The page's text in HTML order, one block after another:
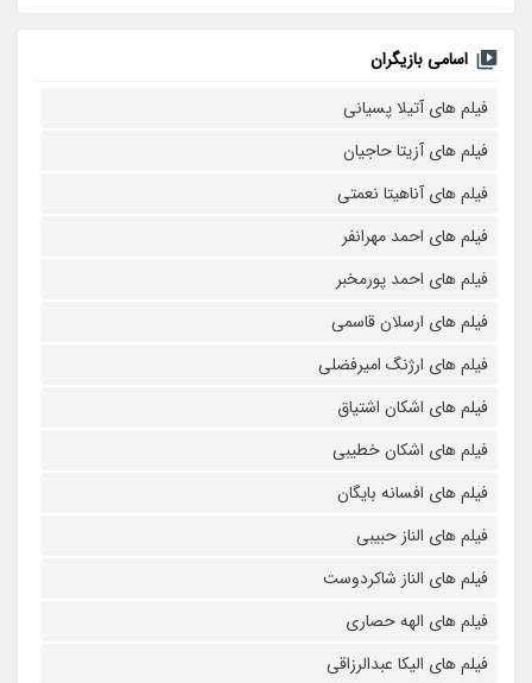
اسامی بازیگران
فیلم های آتیلا پسیانی
فیلم های آزیتا حاجیان
فیلم های آناهیتا نعمتی
فیلم های احمد مهرانفر
فیلم های احمد پورمخبر
فیلم های ارسلان قاسمی
فیلم های ارژنگ امیرفضلی
فیلم های اشکان اشتیاق
فیلم های اشکان خطیبی
فیلم های افسانه بایگان
فیلم های الناز حبیبی
فیلم های الناز شاکردوست
فیلم های الهه حصاری
فیلم های الیکا عبدالرزاقی